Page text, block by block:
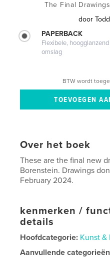
The Final
door
PAPERBACK
Flexibele,
omslag
BTW wordt
Over het boek
These are the final new
Borenstein. Drawings
February 2024.
kenmerken /
details
Hoofdcategorie: Kunst &
Aanvullende categorieën